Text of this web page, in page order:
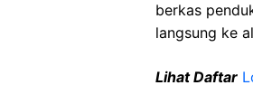
berkas
langsung ke
Lihat Daftar